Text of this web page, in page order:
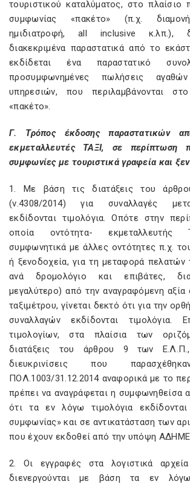
τουριστικού καταλύματος, στο πλαίσιο
συμφωνίας «πακέτο» (π.χ.
ημιδιατροφή, all inclusive κ.λπ.),
διακεκριμένα παραστατικά από το
εκδίδεται ένα παραστατικό
προσυμφωνημένες πωλήσεις
υπηρεσιών, που περιλαμβάνονται
«πακέτο».
Γ. Τρόπος έκδοσης παραστατικών
εκμεταλλευτές ΤΑΞΙ, σε περίπτωση
συμφωνίες με τουριστικά γραφεία και
1. Με βάση τις διατάξεις του
(ν.4308/2014) για συναλλαγές
εκδίδονται τιμολόγια. Οπότε στην
οποία οντότητα- εκμεταλλευτής
συμφωνητικά με άλλες οντότητες π.χ.
ή ξενοδοχεία, για τη μεταφορά πελατών
ανά δρομολόγιο και επιβάτες,
μεγαλύτερο) από την αναγραφόμενη
ταξιμέτρου, γίνεται δεκτό ότι για την
συναλλαγών εκδίδονται
τιμολογίων, στα πλαίσια των
διατάξεις του άρθρου 9 των
διευκρινίσεις που
ΠΟΛ.1003/31.12.2014 αναφορικά με το
πρέπει να αναγράφεται η συμφωνηθείσα
ότι τα εν λόγω τιμολόγια εκδίδονται
συμφωνίας» και σε αντικατάσταση των
που έχουν εκδοθεί από την υπόψη ΑΔΗΜΕ
2. Οι εγγραφές στα λογιστικά
διενεργούνται με βάση τα εν